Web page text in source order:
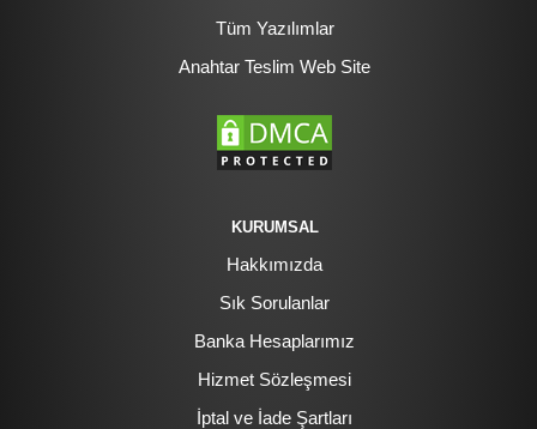
Tüm Yazılımlar
Anahtar Teslim Web Site
KURUMSAL
Hakkımızda
Sık Sorulanlar
Banka Hesaplarımız
Hizmet Sözleşmesi
İptal ve İade Şartları